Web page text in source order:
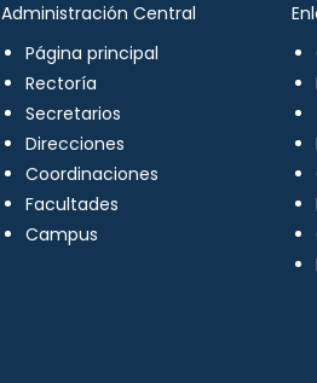
Administración Central
Página principal
Rectoría
Secretarios
Direcciones
Coordinaciones
Facultades
Campus